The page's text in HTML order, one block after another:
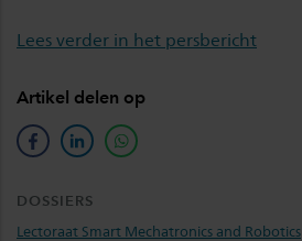
Lees verder in het persbericht
Artikel delen op
facebooklinkedinwhatsapp
DOSSIERS
Lectoraat Smart Mechatronics and Robotics